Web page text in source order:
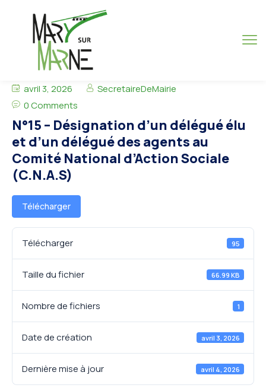
avril 3, 2026
SecretaireDeMairie
0 Comments
N°15 – Désignation d’un délégué élu
et d’un délégué des agents au
Comité National d’Action Sociale
(C.N.A.S)
Télécharger
Télécharger 95
Taille du fichier 66.99 KB
Nombre de fichiers 1
Date de création avril 3, 2026
Dernière mise à jour avril 4, 2026